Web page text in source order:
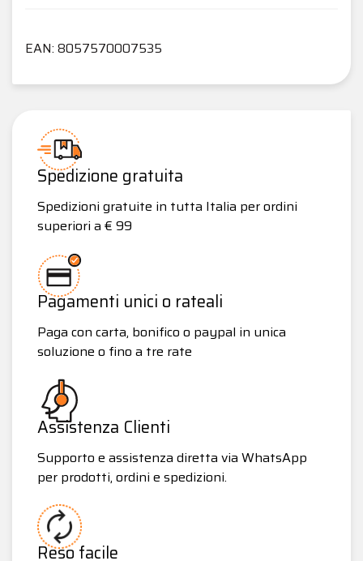
EAN: 8057570007535
Spedizione gratuita
Spedizioni gratuite in tutta Italia per ordini
superiori a € 99
Pagamenti unici o rateali
Paga con carta, bonifico o paypal in unica
soluzione o fino a tre rate
Assistenza Clienti
Supporto e assistenza diretta via WhatsApp
per prodotti, ordini e spedizioni.
Reso facile